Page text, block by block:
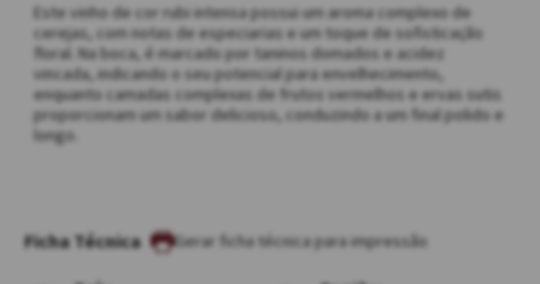
Este vinho de cor rubi intensa possui um aroma complexo de
cerejas, com notas de especiarias e um toque de sofisticação
floral. Na boca, é marcado por taninos domados e acidez
vincada, indicando o seu potencial para envelhecimento,
enquanto camadas complexas de frutos vermelhos e ervas sutis
proporcionam um sabor delicioso, conduzindo a um final polido e
longo.
Ficha Técnica